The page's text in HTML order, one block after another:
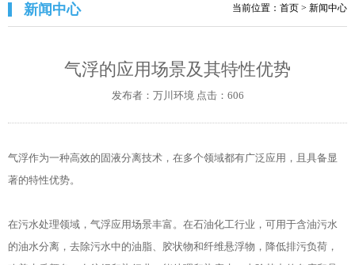
新闻中心 当前位置： 首页 > 新闻中心
气浮的应用场景及其特性优势
发布者：万川环境 点击：606
气浮作为一种高效的固液分离技术，在多个领域都有广泛应用，且具备显
著的特性优势。
在污水处理领域，气浮应用场景丰富。在石油化工行业，可用于含油污水
的油水分离，去除污水中的油脂、胶状物和纤维悬浮物，降低排污负荷，